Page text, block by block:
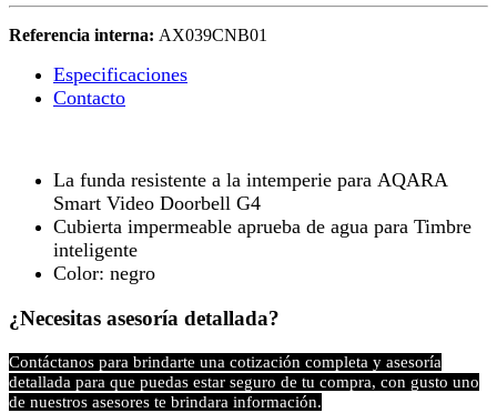
Referencia interna: AX039CNB01
Especificaciones
Contacto
La funda resistente a la intemperie para AQARA
Smart Video Doorbell G4
Cubierta impermeable aprueba de agua para Timbre
inteligente
Color: negro
¿Necesitas asesoría detallada?
Contáctanos para brindarte una cotización completa y asesoría
detallada para que puedas estar seguro de tu compra, con gusto uno
de nuestros asesores te brindara información.